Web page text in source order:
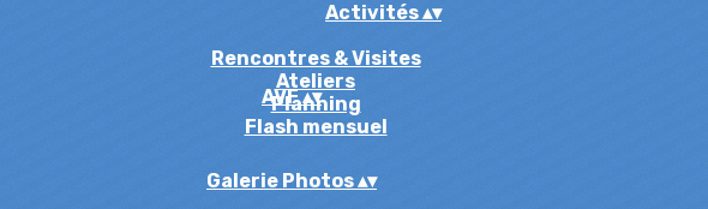
Activités▴▾
Rencontres & Visites
Ateliers
Planning
Flash mensuel
AVF▴▾
Galerie Photos▴▾